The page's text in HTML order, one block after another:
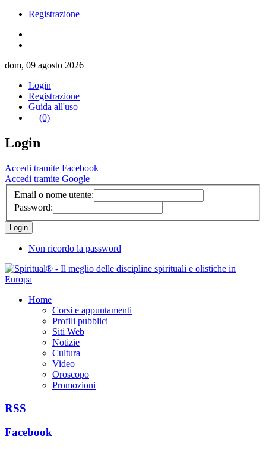
Registrazione
dom, 09 agosto 2026
Login
Registrazione
Guida all'uso
(0)
Login
Accedi tramite Facebook
Accedi tramite Google
Email o nome utente:
Password:
Non ricordo la password
Home
Corsi e appuntamenti
Profili pubblici
Siti Web
Notizie
Cultura
Video
Oroscopo
Promozioni
RSS
Facebook